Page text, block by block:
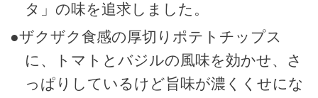
タ」の味を追求しました。
●ザクザク食感の厚切りポテトチップス
に、トマトとバジルの風味を効かせ、さ
っぱりしているけど旨味が濃くくせにな